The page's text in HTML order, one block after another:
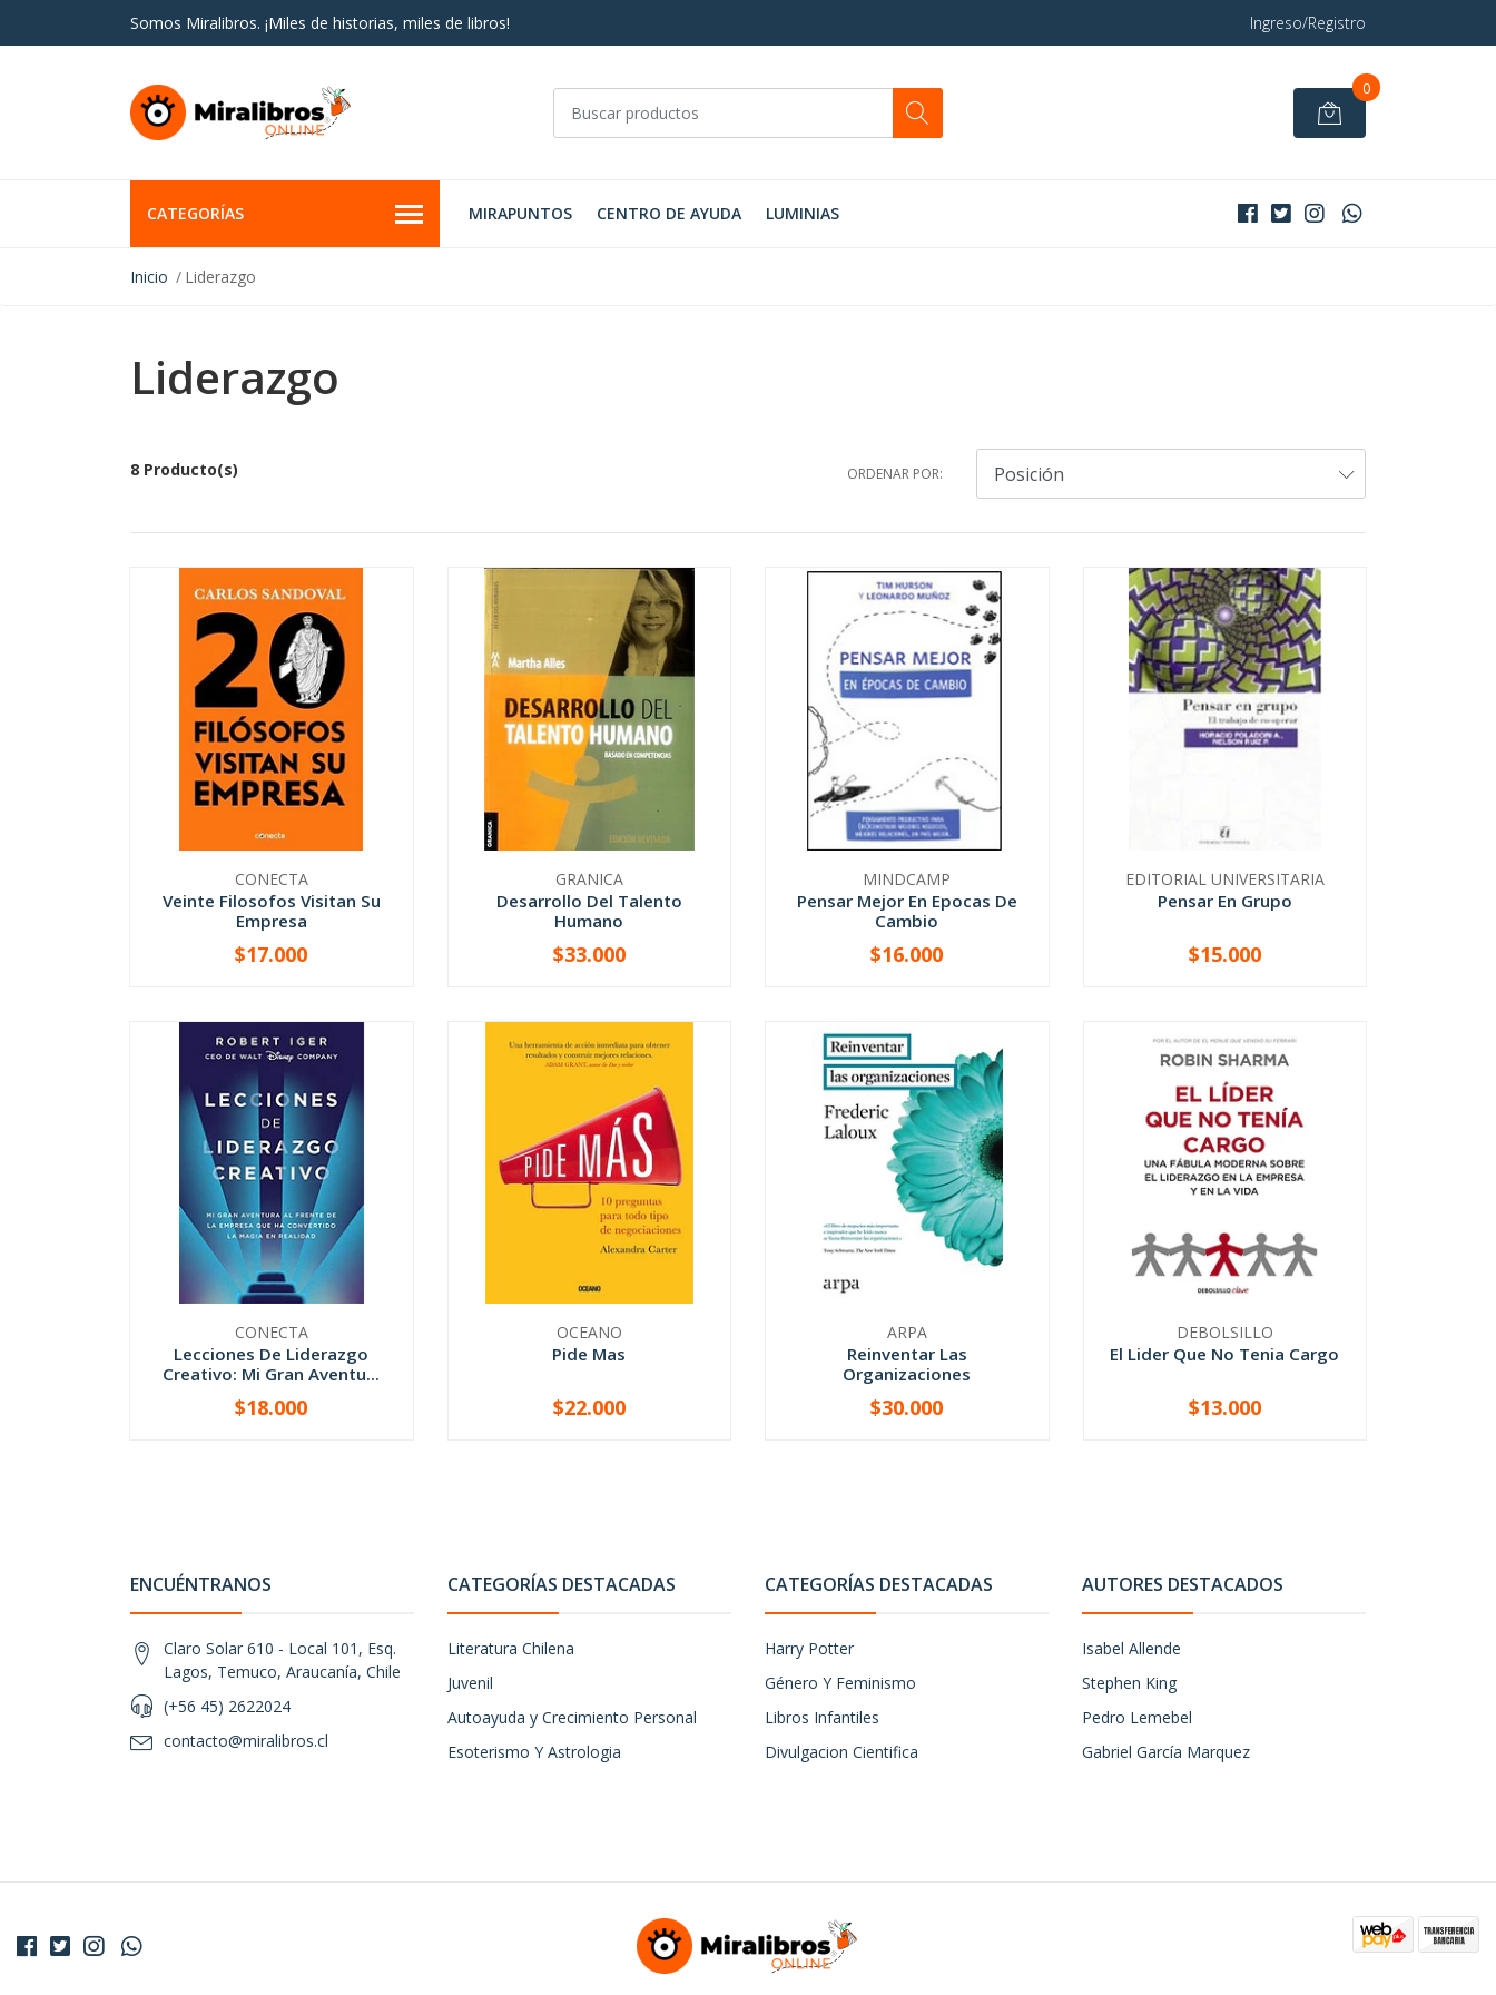
Somos Miralibros. ¡Miles de historias, miles de libros! Ingreso/Registro
0
CATEGORÍAS MIRAPUNTOS CENTRO DE AYUDA LUMINIAS
Inicio Liderazgo
Liderazgo
8 Producto(s) ORDENAR POR:
CONECTA
Veinte Filosofos Visitan Su
Empresa
+
$17.000
GRANICA
Desarrollo Del Talento
Humano
+
$33.000
MINDCAMP
Pensar Mejor En Epocas De
Cambio
+
$16.000
EDITORIAL UNIVERSITARIA
Pensar En Grupo
+
$15.000
CONECTA
Lecciones De Liderazgo
Creativo: Mi Gran Aventu...
+
$18.000
OCEANO
Pide Mas
+
$22.000
ARPA
Reinventar Las
Organizaciones
+
$30.000
DEBOLSILLO
El Lider Que No Tenia Cargo
+
$13.000
ENCUÉNTRANOS
Claro Solar 610 - Local 101, Esq.
Lagos, Temuco, Araucanía, Chile
(+56 45) 2622024
contacto@miralibros.cl
CATEGORÍAS DESTACADAS
Literatura Chilena
Juvenil
Autoayuda y Crecimiento Personal
Esoterismo Y Astrologia
CATEGORÍAS DESTACADAS
Harry Potter
Género Y Feminismo
Libros Infantiles
Divulgacion Cientifica
AUTORES DESTACADOS
Isabel Allende
Stephen King
Pedro Lemebel
Gabriel García Marquez